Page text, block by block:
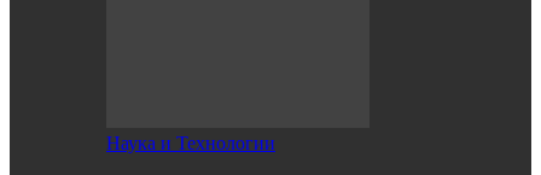
Наука и Технологии